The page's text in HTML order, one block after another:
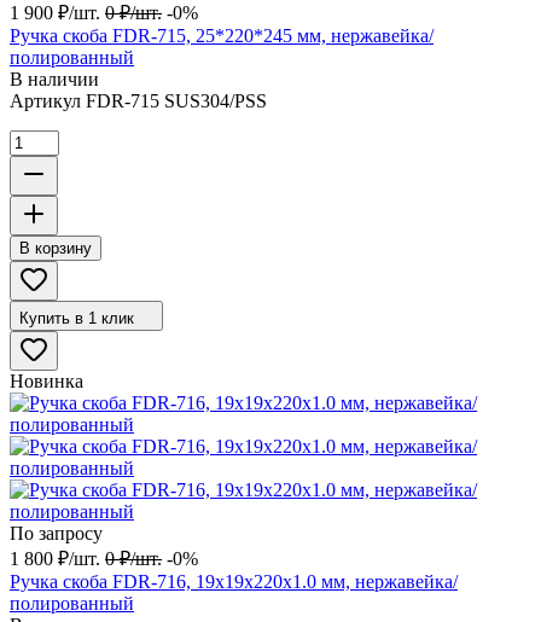
1 900 ₽/шт. 0 ₽/шт. -0%
Ручка скоба FDR-715, 25*220*245 мм, нержавейка/
полированный
В наличии
Артикул FDR-715 SUS304/PSS
В корзину
Купить в 1 клик
Новинка
По запросу
1 800 ₽/шт. 0 ₽/шт. -0%
Ручка скоба FDR-716, 19х19х220х1.0 мм, нержавейка/
полированный